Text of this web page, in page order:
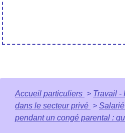
Accueil particuliers > Travail -
dans le secteur privé >
pendant un congé parental :